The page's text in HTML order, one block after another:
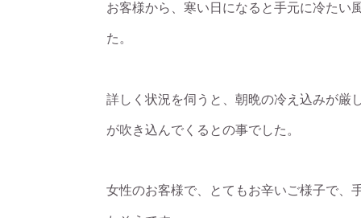
お客様から、寒い日になると手元に冷たい
た。
詳しく状況を伺うと、朝晩の冷え込みが厳
が吹き込んでくるとの事でした。
女性のお客様で、とてもお辛いご様子で、